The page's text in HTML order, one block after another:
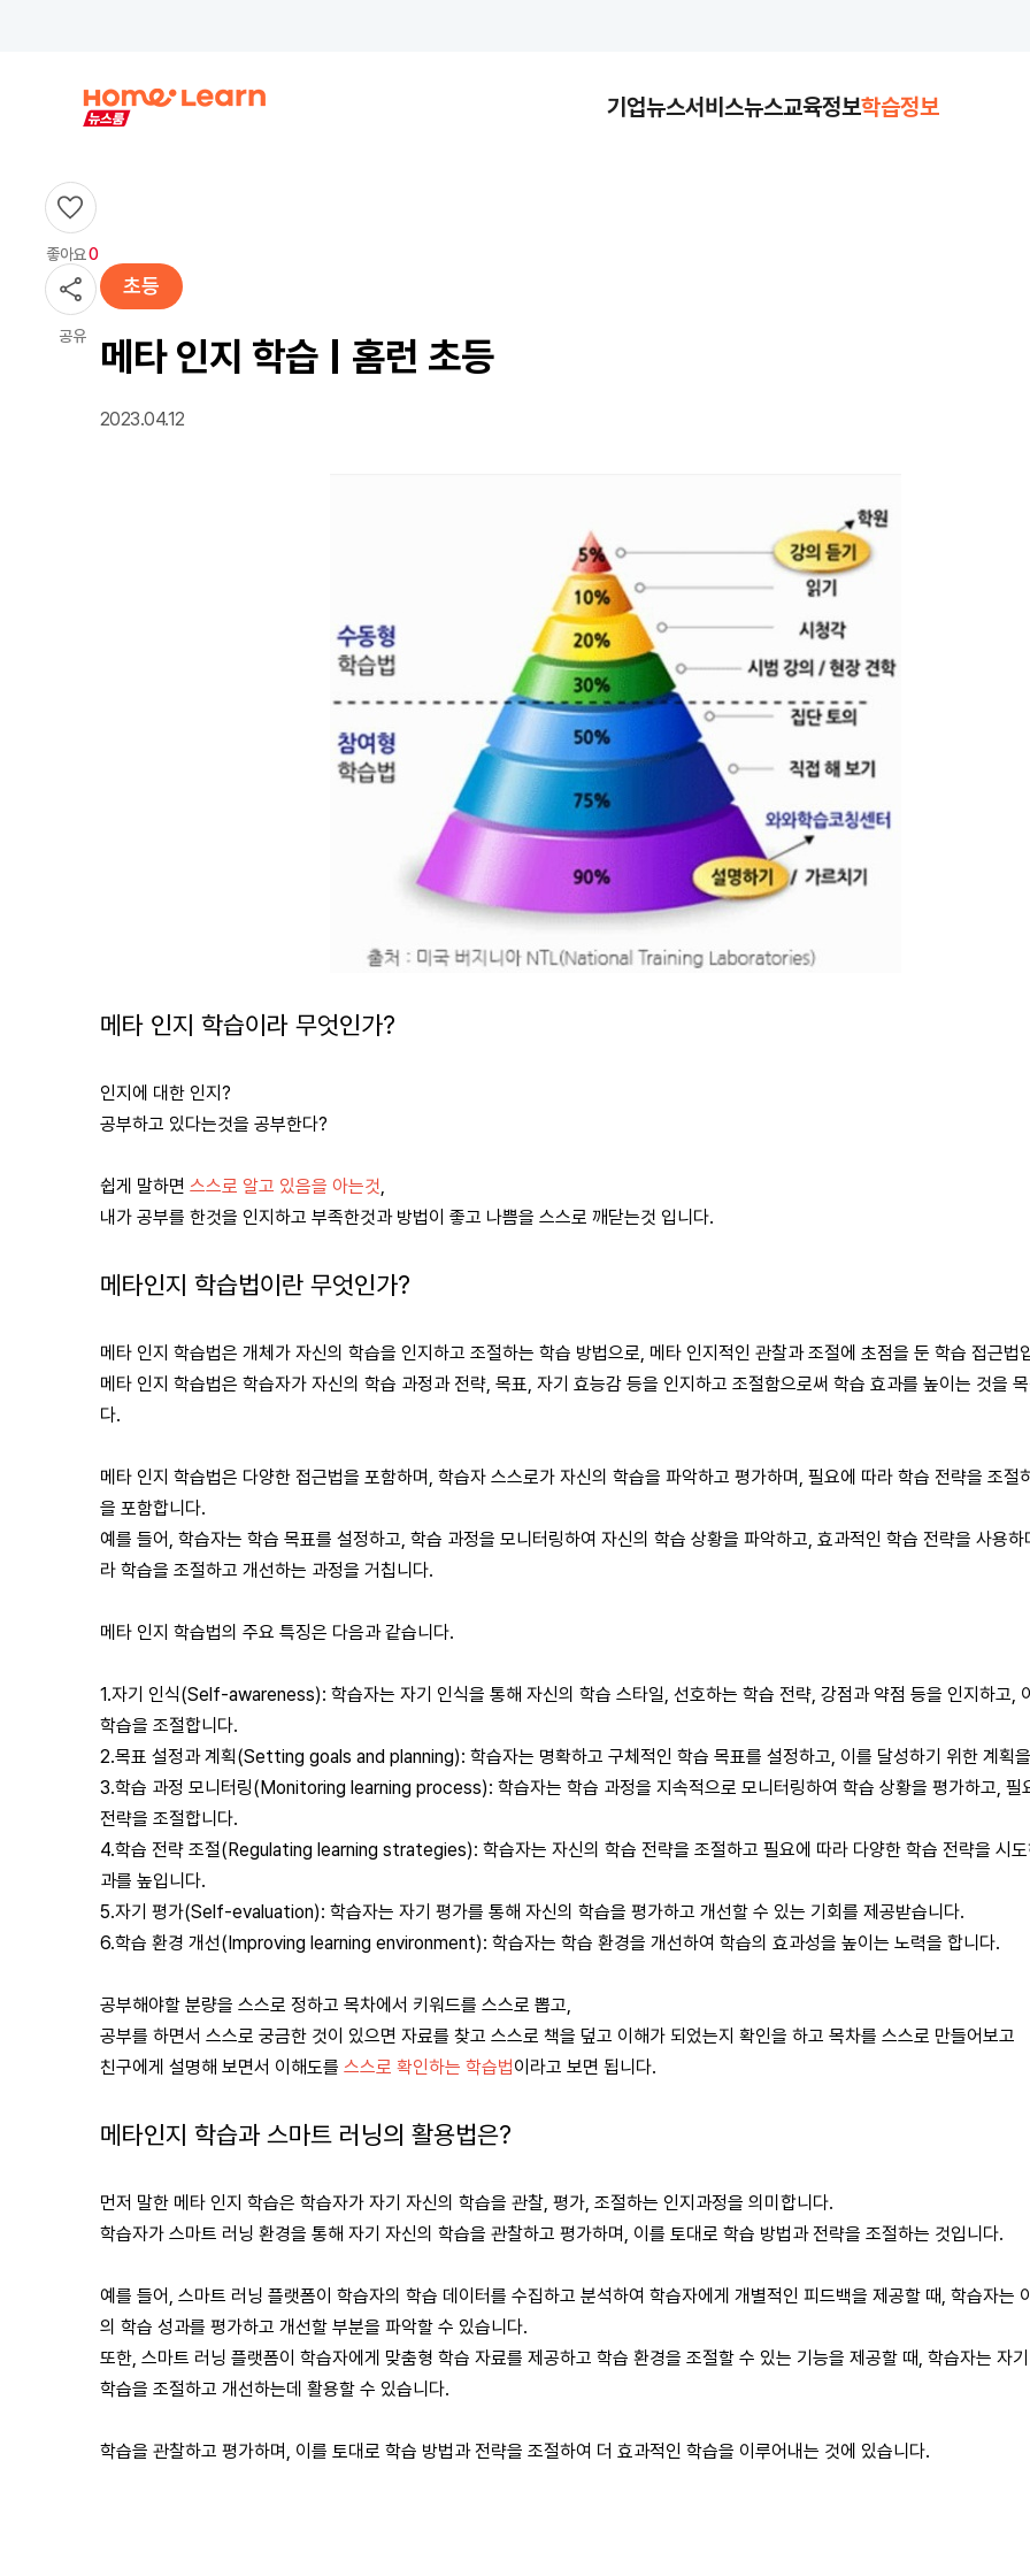
기업뉴스서비스뉴스교육정보학습정보
좋아요0
공유
초등
메타 인지 학습 | 홈런 초등
2023.04.12
메타 인지 학습이라 무엇인가?
인지에 대한 인지?
공부하고 있다는것을 공부한다?
쉽게 말하면 스스로 알고 있음을 아는것,
내가 공부를 한것을 인지하고 부족한것과 방법이 좋고 나쁨을 스스로 깨닫는것 입니다.
메타인지 학습법이란 무엇인가?
메타 인지 학습법은 개체가 자신의 학습을 인지하고 조절하는 학습 방법으로, 메타 인지적인 관찰과 조절에 초점을 둔 학습 접근법
메타 인지 학습법은 학습자가 자신의 학습 과정과 전략, 목표, 자기 효능감 등을 인지하고 조절함으로써 학습 효과를 높이는 것을
다.
메타 인지 학습법은 다양한 접근법을 포함하며, 학습자 스스로가 자신의 학습을 파악하고 평가하며, 필요에 따라 학습 전략을 조절
을 포함합니다.
예를 들어, 학습자는 학습 목표를 설정하고, 학습 과정을 모니터링하여 자신의 학습 상황을 파악하고, 효과적인 학습 전략을 사용하
라 학습을 조절하고 개선하는 과정을 거칩니다.
메타 인지 학습법의 주요 특징은 다음과 같습니다.
1.자기 인식(Self-awareness): 학습자는 자기 인식을 통해 자신의 학습 스타일, 선호하는 학습 전략, 강점과 약점 등을 인지하고,
학습을 조절합니다.
2.목표 설정과 계획(Setting goals and planning): 학습자는 명확하고 구체적인 학습 목표를 설정하고, 이를 달성하기 위한 계획
3.학습 과정 모니터링(Monitoring learning process): 학습자는 학습 과정을 지속적으로 모니터링하여 학습 상황을 평가하고, 필
전략을 조절합니다.
4.학습 전략 조절(Regulating learning strategies): 학습자는 자신의 학습 전략을 조절하고 필요에 따라 다양한 학습 전략을 시
과를 높입니다.
5.자기 평가(Self-evaluation): 학습자는 자기 평가를 통해 자신의 학습을 평가하고 개선할 수 있는 기회를 제공받습니다.
6.학습 환경 개선(Improving learning environment): 학습자는 학습 환경을 개선하여 학습의 효과성을 높이는 노력을 합니다.
공부해야할 분량을 스스로 정하고 목차에서 키워드를 스스로 뽑고,
공부를 하면서 스스로 궁금한 것이 있으면 자료를 찾고 스스로 책을 덮고 이해가 되었는지 확인을 하고 목차를 스스로 만들어보고
친구에게 설명해 보면서 이해도를 스스로 확인하는 학습법이라고 보면 됩니다.
메타인지 학습과 스마트 러닝의 활용법은?
먼저 말한 메타 인지 학습은 학습자가 자기 자신의 학습을 관찰, 평가, 조절하는 인지과정을 의미합니다.
학습자가 스마트 러닝 환경을 통해 자기 자신의 학습을 관찰하고 평가하며, 이를 토대로 학습 방법과 전략을 조절하는 것입니다.
예를 들어, 스마트 러닝 플랫폼이 학습자의 학습 데이터를 수집하고 분석하여 학습자에게 개별적인 피드백을 제공할 때, 학습자는
의 학습 성과를 평가하고 개선할 부분을 파악할 수 있습니다.
또한, 스마트 러닝 플랫폼이 학습자에게 맞춤형 학습 자료를 제공하고 학습 환경을 조절할 수 있는 기능을 제공할 때, 학습자는 자
학습을 조절하고 개선하는데 활용할 수 있습니다.
학습을 관찰하고 평가하며, 이를 토대로 학습 방법과 전략을 조절하여 더 효과적인 학습을 이루어내는 것에 있습니다.
문해력이 오른 아이들의
공통점
이벤트